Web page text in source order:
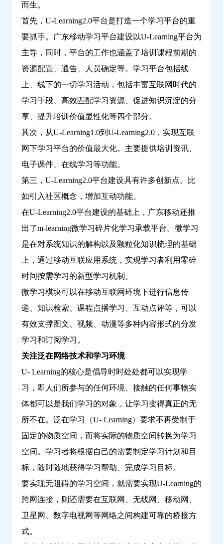
而生。
首先，U-Learning2.0平台是打造一个学习平台的重
要抓手。广东移动学习平台建设以U-Learning平台为
主导，同时，平台的工作也涵盖了培训课程前期的
资源配置、通告、人员确定等。学习平台包括线
上、线下的一切学习活动，包括丰富互联网时代的
学习手段、高效匹配学习资源、促进知识沉淀的分
享、提升培训价值显性化等四个部分。
其次，从U-Learning1.0到U-Learning2.0，实现互联
网下学习平台的价值最大化。主要提供培训资讯、
电子课件、在线学习等功能。
第三，U-Learning2.0平台建设具有许多创新点。比
如引入社区概念，增加互动功能。
在U-Learning2.0平台建设的基础上，广东移动还推
出了m-learning微学习碎片化学习承载平台。微学习
是在对系统知识的解构以及颗粒化知识梳理的基础
上，通过移动互联应用系统，实现学习者利用零碎
时间按需学习的新型学习机制。
微学习模块可以在移动互联网环境下进行信息传
递、知识检索、课程点播学习、互动点评等，可以
有效支撑图文、视频、动漫等多种内容形式的分发
学习和订阅学习。
关注泛在网络技术和学习环境
U- Learning的核心是倡导时时处处都可以实现学
习，即人们所参与的任何环境、接触的任何事物实
体都可以是我们学习的对象，让学习变得真正的无
所不在。泛在学习（U- Learning）要求不再受制于
固定的物质空间，而将实际的物质空间转换为学习
空间。学习者将根据自己的需要制定学习计划和目
标，随时随地获得学习帮助、完成学习目标。
要实现无阻碍的学习空间，就需要实现U-Learning的
跨网连接，则还需要在互联网、无线网、移动网、
卫星网、数字电视网等网络之间构建可靠的桥接方
式。